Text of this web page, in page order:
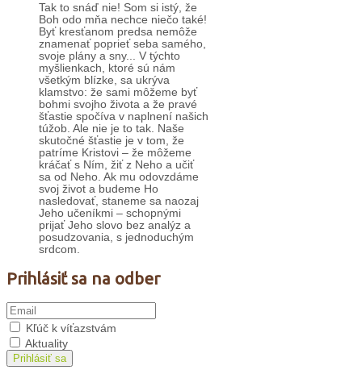
Tak to snáď nie! Som si istý, že
Boh odo mňa nechce niečo také!
Byť kresťanom predsa nemôže
znamenať poprieť seba samého,
svoje plány a sny... V týchto
myšlienkach, ktoré sú nám
všetkým blízke, sa ukrýva
klamstvo: že sami môžeme byť
bohmi svojho života a že pravé
šťastie spočíva v naplnení našich
túžob. Ale nie je to tak. Naše
skutočné šťastie je v tom, že
patríme Kristovi – že môžeme
kráčať s Ním, žiť z Neho a učiť
sa od Neho. Ak mu odovzdáme
svoj život a budeme Ho
nasledovať, staneme sa naozaj
Jeho učeníkmi – schopnými
prijať Jeho slovo bez analýz a
posudzovania, s jednoduchým
srdcom.
Prihlásiť sa na odber
Kľúč k víťazstvám
Aktuality
Prihlásiť sa